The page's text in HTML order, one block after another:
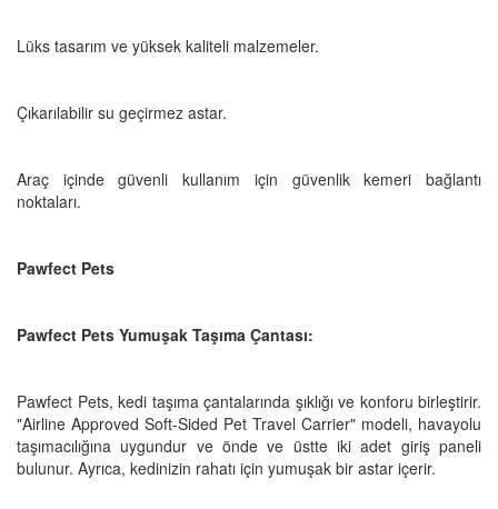
Lüks tasarım ve yüksek kaliteli malzemeler.
Çıkarılabilir su geçirmez astar.
Araç içinde güvenli kullanım için güvenlik kemeri bağlantı
noktaları.
Pawfect Pets
Pawfect Pets Yumuşak Taşıma Çantası:
Pawfect Pets, kedi taşıma çantalarında şıklığı ve konforu birleştirir.
"Airline Approved Soft-Sided Pet Travel Carrier" modeli, havayolu
taşımacılığına uygundur ve önde ve üstte iki adet giriş paneli
bulunur. Ayrıca, kedinizin rahatı için yumuşak bir astar içerir.